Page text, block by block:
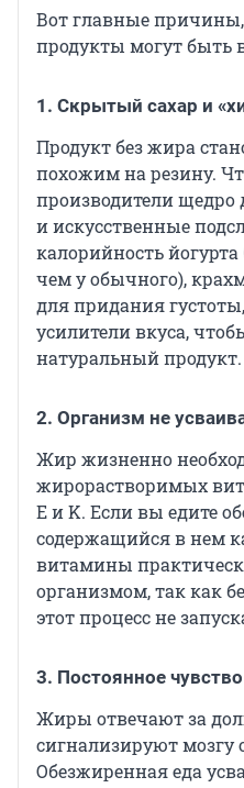
Вот главные
продукты могут быть
1. Скрытый сахар и
Продукт без жира
похожим на резину.
производители щедро
и искусственные
калорийность
чем у обычного),
для придания
усилители вкуса,
натуральный продукт.
2. Организм не
Жир жизненно
жирорастворимых
E и K. Если вы едите
содержащийся в нем
витамины
организмом, так как
этот процесс не
3. Постоянное
Жиры отвечают за
сигнализируют мозгу
Обезжиренная еда